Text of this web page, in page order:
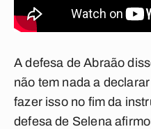
A defesa de Abraão
não tem nada a
fazer isso no fim da
defesa de Selena